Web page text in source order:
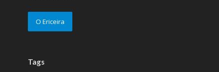
O Ericeira
Tags